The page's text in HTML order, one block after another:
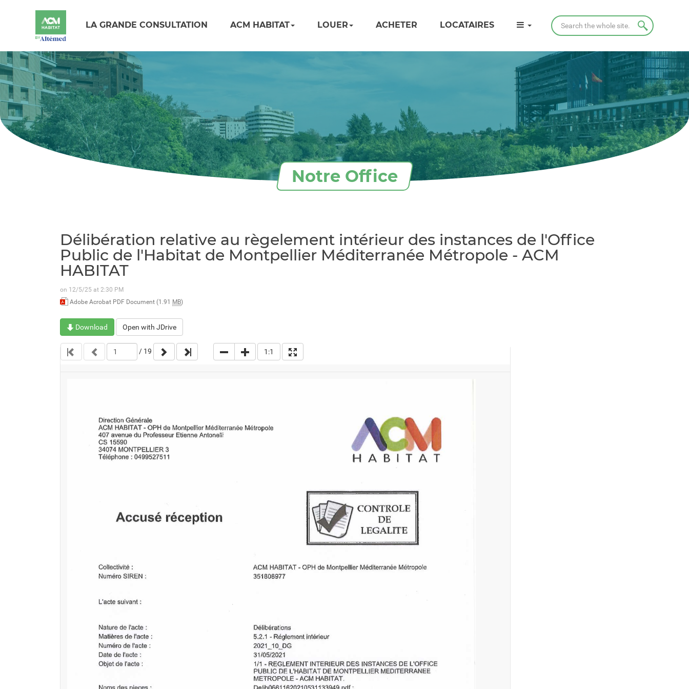
LA GRANDE CONSULTATION ACM HABITAT LOUER ACHETER LOCATAIRES Search
Notre Office
Délibération relative au règelement intérieur des instances de l'Office
Public de l'Habitat de Montpellier Méditerranée Métropole - ACM
HABITAT
on 12/5/25 at 2:30 PM
Adobe Acrobat PDF Document (1.91
MB)
Download Open with JDrive
/ 19 1:1